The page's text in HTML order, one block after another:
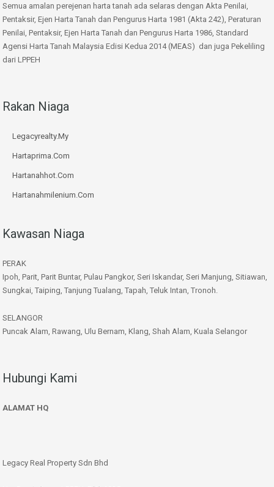
Semua amalan perejenan harta tanah ada selaras dengan Akta Penilai,
Pentaksir, Ejen Harta Tanah dan Pengurus Harta 1981 (Akta 242), Peraturan
Penilai, Pentaksir, Ejen Harta Tanah dan Pengurus Harta 1986, Standard
Agensi Harta Tanah Malaysia Edisi Kedua 2014 (MEAS) dan juga Pekeliling
dari LPPEH
Rakan Niaga
Legacyrealty.My
Hartaprima.Com
Hartanahhot.Com
Hartanahmilenium.Com
Kawasan Niaga
PERAK
Ipoh, Parit, Parit Buntar, Pulau Pangkor, Seri Iskandar, Seri Manjung, Sitiawan,
Sungkai, Taiping, Tanjung Tualang, Tapah, Teluk Intan, Tronoh.
SELANGOR
Puncak Alam, Rawang, Ulu Bernam, Klang, Shah Alam, Kuala Selangor
Hubungi Kami
ALAMAT HQ
Legacy Real Property Sdn Bhd